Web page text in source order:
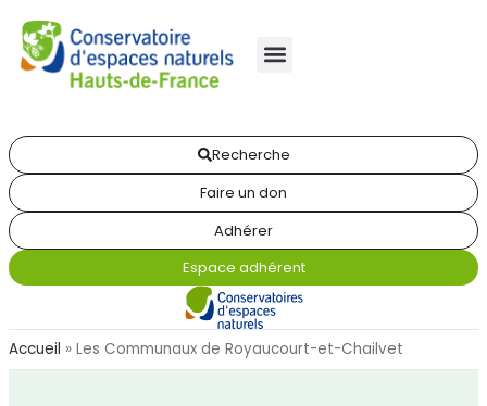
Recherche
Faire un don
Adhérer
Espace adhérent
Accueil » Les Communaux de Royaucourt-et-Chailvet